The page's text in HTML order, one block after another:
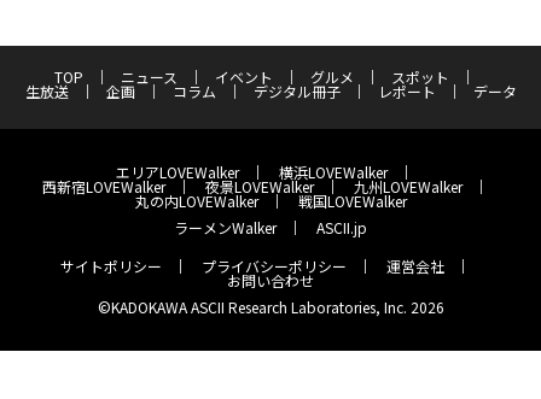
TOP ニュース イベント グルメ スポット
生放送 企画 コラム デジタル冊子 レポート データ
エリアLOVEWalker 横浜LOVEWalker
西新宿LOVEWalker 夜景LOVEWalker 九州LOVEWalker
丸の内LOVEWalker
戦国LOVEWalker
ラーメンWalker
ASCII.jp
サイトポリシー
プライバシーポリシー 運営会社
お問い合わせ
©KADOKAWA ASCII Research Laboratories, Inc. 2026